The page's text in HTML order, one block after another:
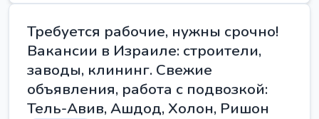
Требуется рабочие, нужны срочно!
Вакансии в Израиле: строители,
заводы, клининг. Свежие
объявления, работа с подвозкой:
Тель-Авив, Ашдод, Холон, Ришон